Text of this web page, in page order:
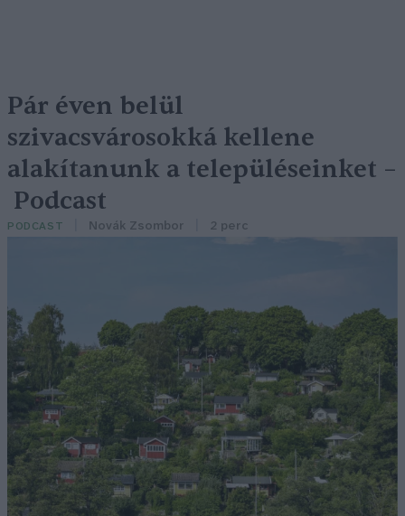
Pár éven belül
szivacsvárosokká kellene
alakítanunk a településeinket –
Podcast
PODCAST Novák Zsombor 2 perc